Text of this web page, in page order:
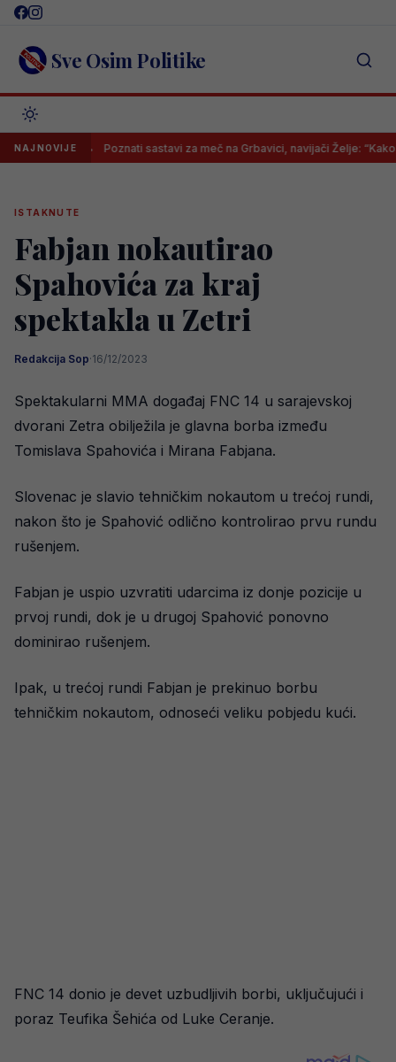
Skip
content Sve Osim Politike
NAJNOVIJEPoznati sastavi za meč na Grbavici, navijači Želje: “Kako se ono
ISTAKNUTE
Fabjan nokautirao
Spahovića za kraj
spektakla u Zetri
Redakcija Sop·16/12/2023
Spektakularni MMA događaj FNC 14 u sarajevskoj
dvorani Zetra obilježila je glavna borba između
Tomislava Spahovića i Mirana Fabjana.
Slovenac je slavio tehničkim nokautom u trećoj rundi,
nakon što je Spahović odlično kontrolirao prvu rundu
rušenjem.
Fabjan je uspio uzvratiti udarcima iz donje pozicije u
prvoj rundi, dok je u drugoj Spahović ponovno
dominirao rušenjem.
Ipak, u trećoj rundi Fabjan je prekinuo borbu
tehničkim nokautom, odnoseći veliku pobjedu kući.
FNC 14 donio je devet uzbudljivih borbi, uključujući i
poraz Teufika Šehića od Luke Ceranje.